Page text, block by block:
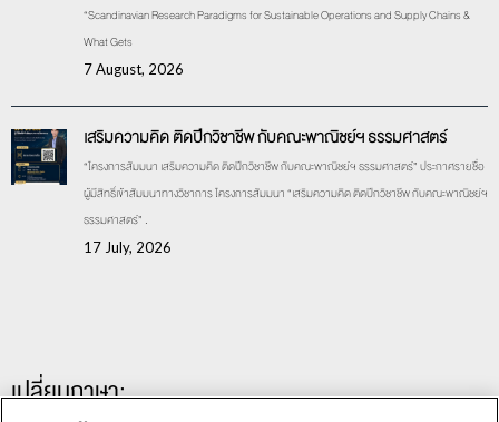
“Scandinavian Research Paradigms for Sustainable Operations and Supply Chains &
What Gets
7 August, 2026
เสริมความคิด ติดปีกวิชาชีพ กับคณะพาณิชย์ฯ ธรรมศาสตร์
“โครงการสัมมนา เสริมความคิด ติดปีกวิชาชีพ กับคณะพาณิชย์ฯ ธรรมศาสตร์” ประกาศรายชื่อ
ผู้มีสิทธิ์เข้าสัมมนาทางวิชาการ โครงการสัมมนา “เสริมความคิด ติดปีกวิชาชีพ กับคณะพาณิชย์ฯ
ธรรมศาสตร์” .
17 July, 2026
เปลี่ยนภาษา: